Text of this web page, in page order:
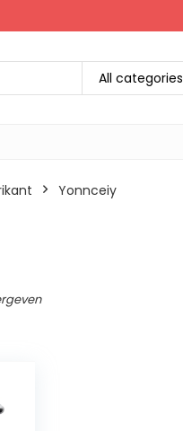
All categories
‎Yonnceiy